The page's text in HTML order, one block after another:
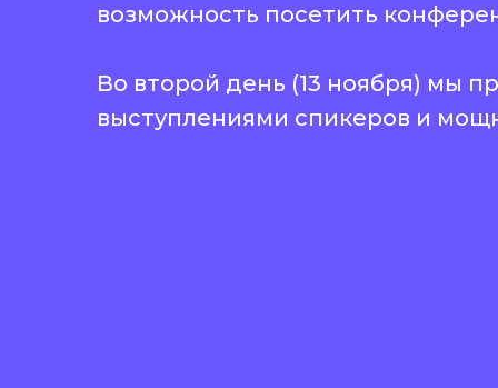
возможность посетить
Во второй день (13 ноября) мы
выступлениями спикеров и